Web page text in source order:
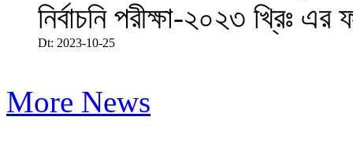
নির্বাচনি পরীক্ষা-২০২৩ খ্রিঃ
Dt: 2023-10-25
More News